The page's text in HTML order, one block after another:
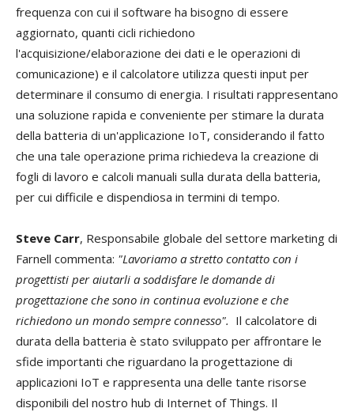
frequenza con cui il software ha bisogno di essere
aggiornato, quanti cicli richiedono
l'acquisizione/elaborazione dei dati e le operazioni di
comunicazione) e il calcolatore utilizza questi input per
determinare il consumo di energia. I risultati rappresentano
una soluzione rapida e conveniente per stimare la durata
della batteria di un'applicazione IoT, considerando il fatto
che una tale operazione prima richiedeva la creazione di
fogli di lavoro e calcoli manuali sulla durata della batteria,
per cui difficile e dispendiosa in termini di tempo.
Steve Carr, Responsabile globale del settore marketing di
Farnell commenta: "Lavoriamo a stretto contatto con i
progettisti per aiutarli a soddisfare le domande di
progettazione che sono in continua evoluzione e che
richiedono un mondo sempre connesso". Il calcolatore di
durata della batteria è stato sviluppato per affrontare le
sfide importanti che riguardano la progettazione di
applicazioni IoT e rappresenta una delle tante risorse
disponibili del nostro hub di Internet of Things. Il